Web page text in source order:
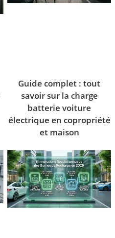
Guide complet : tout
savoir sur la charge
batterie voiture
électrique en copropriété
et maison